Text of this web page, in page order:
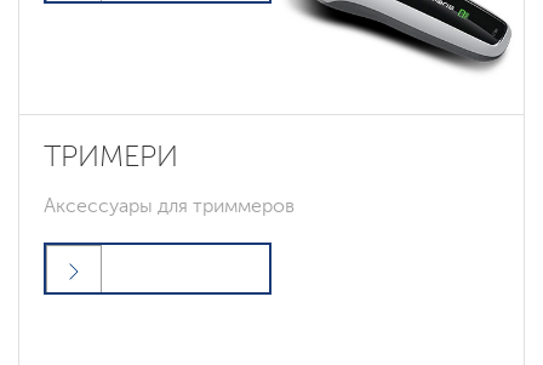
ТРИМЕРИ
Аксессуары для триммеров